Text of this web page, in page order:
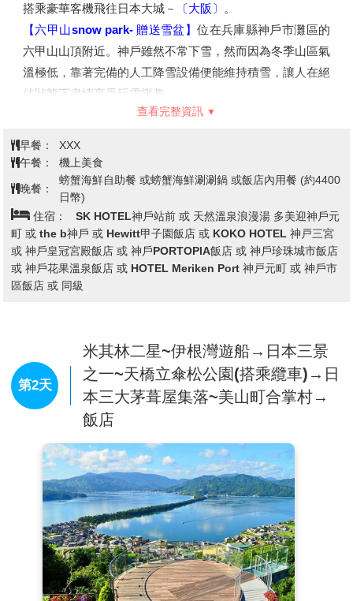
搭乘豪華客機飛往日本大城－
〔大阪〕
。
【六甲山snow park- 贈送雪盆】位在兵庫縣神戶市灘區的
六甲山山頂附近。神戶雖然不常下雪，然而因為冬季山區氣
溫極低，靠著完備的人工降雪設備便能維持積雪，讓人在絕
佳狀態下盡情享受玩雪樂趣。
※六甲山snow park營業時間：2025/11/29~2026/3/8
退費日幣1500元。
【有馬溫泉】有馬溫泉為關西最古老和最著名的溫泉鄉，同
時與愛媛縣的道後溫泉、和歌山縣南紀白濱溫泉並稱日本三
大古湯；又與群馬縣的草津溫泉、歧阜縣的下呂溫泉並稱日
本三大名泉。有馬溫泉的地質環境特殊，與一般火山地形的
溫泉不一樣，這裡附近沒有火山地形，但溫泉卻可以從地底
下60公里處湧出，且有多種泉質，包含了低溫的碳酸冷礦
泉以及98度的高溫泉，在日本及世界都是少見的現象。
望海景，裏頭也彙集了多家神戶的伴手禮、時尚服飾、美食
店家、雜貨小物和娛樂消遣等90多家商店。
查看完整資訊
早餐：
XXX
午餐：
機上美食
晚餐：
螃蟹海鮮自助餐 或螃蟹海鮮涮涮鍋 或飯店內用餐 (約4400
日幣)
住宿：
SK HOTEL神戶站前 或 天然溫泉浪漫湯 多美迎神戶元
町 或 the b神戶 或 Hewitt甲子園飯店 或 KOKO HOTEL 神戸三宮
或 神戶皇冠宮殿飯店 或 神戶PORTOPIA飯店 或 神戶珍珠城市飯店
或 神戶花果溫泉飯店 或 HOTEL Meriken Port 神戸元町 或 神戶市
區飯店 或 同級
第2天
米其林二星~伊根灣遊船→日本三景
之一~天橋立傘松公園(搭乘纜車)→日
本三大茅葺屋集落~美山町合掌村→
飯店